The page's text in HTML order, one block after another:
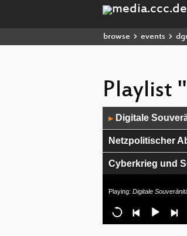
browse events
Playlist
Player
▶ Digitale
Netzpolitischer
Cyberkrieg und
Playing: Digitale